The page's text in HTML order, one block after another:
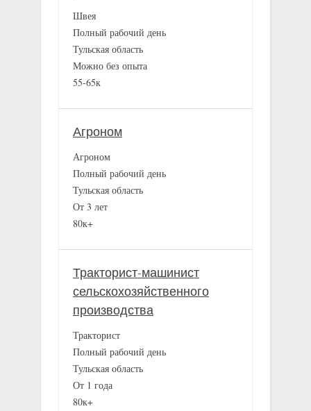
Швея
Полный рабочий день
Тульская область
Можно без опыта
55-65к
Агроном
Агроном
Полный рабочий день
Тульская область
От 3 лет
80к+
Тракторист-машинист
сельскохозяйственного
производства
Тракторист
Полный рабочий день
Тульская область
От 1 года
80к+